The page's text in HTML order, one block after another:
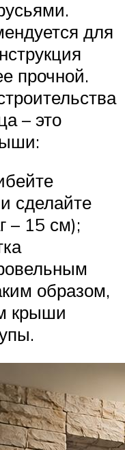
для
прочной.
– это
сделайте
– 15 см);
образом,
крыши